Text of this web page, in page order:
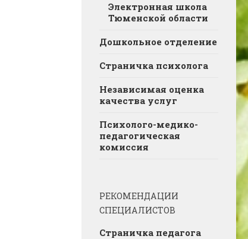
Электронная школа
Тюменской области
Дошкольное отделение
Страничка психолога
Независимая оценка
качества услуг
Психолого-медико-
педагогическая
комиссия
РЕКОМЕНДАЦИИ
СПЕЦИАЛИСТОВ
Страничка педагога